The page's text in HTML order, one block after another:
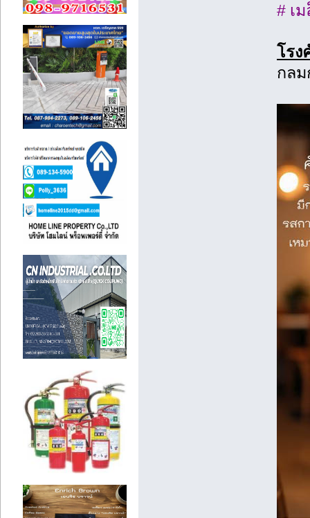
# เ
โร
กล